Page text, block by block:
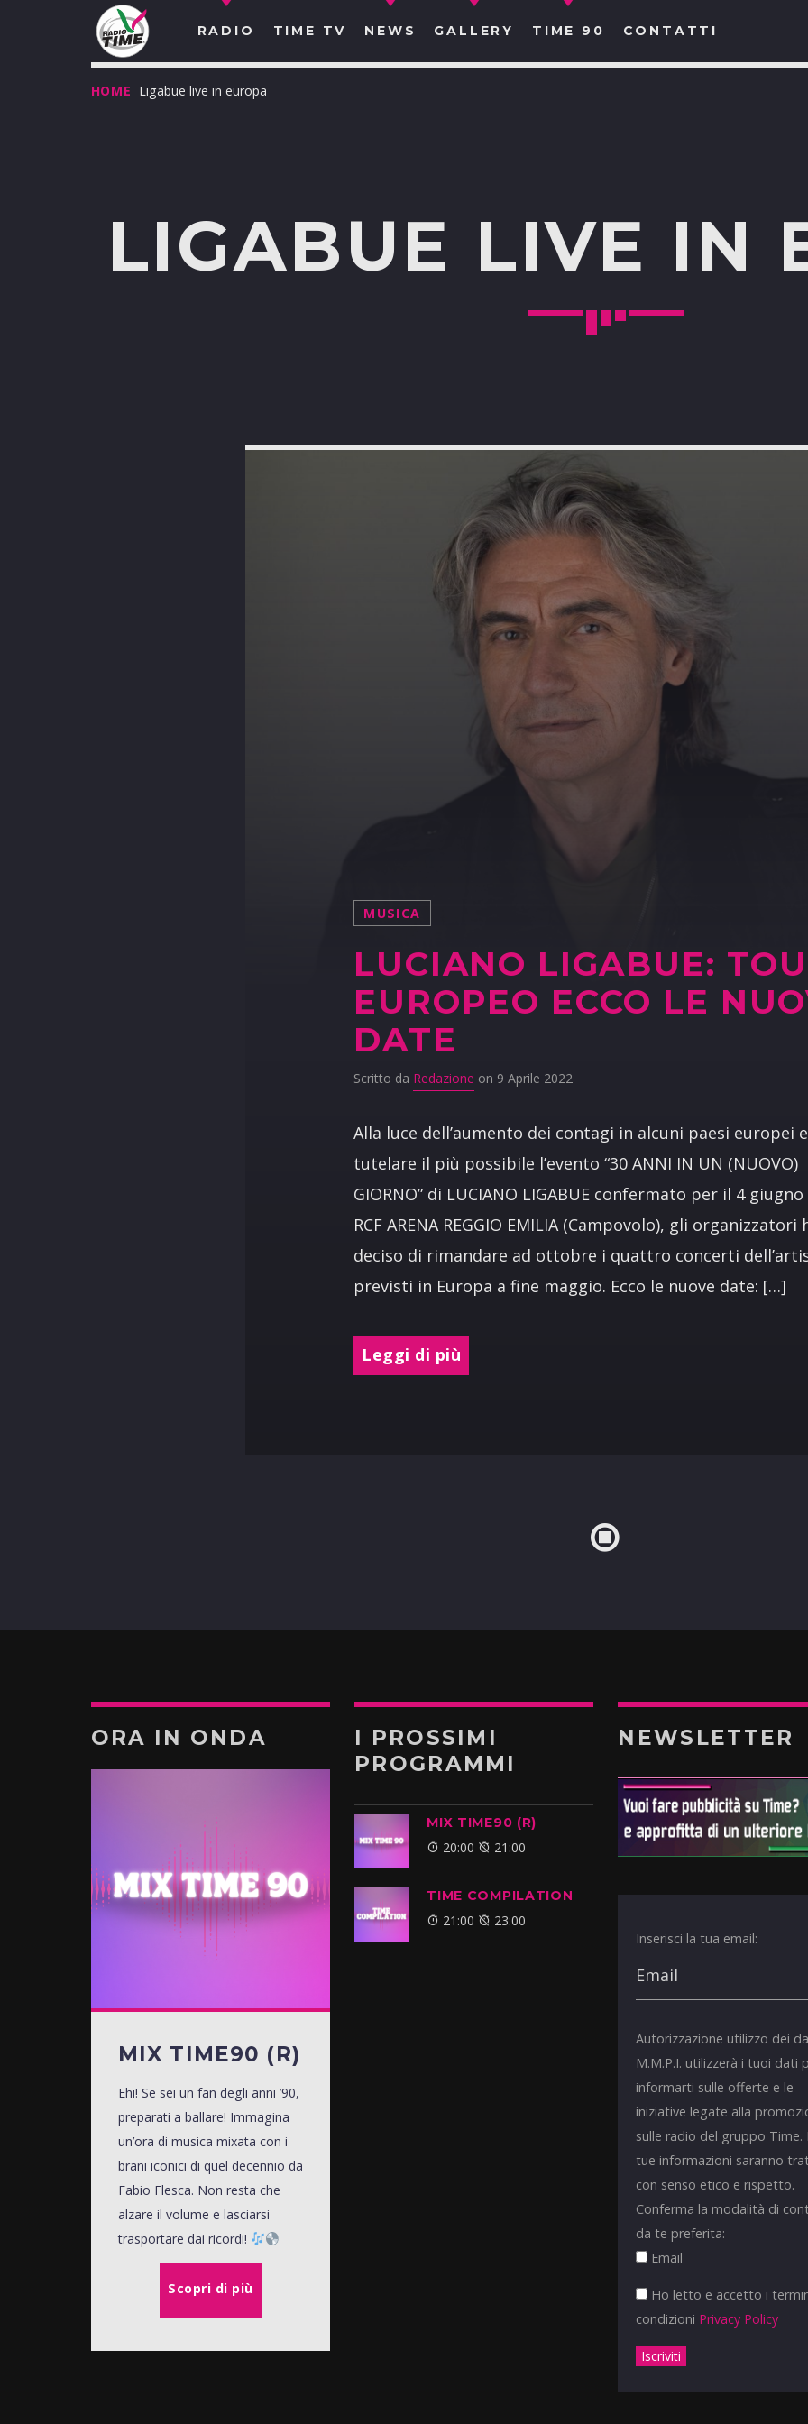
RADIO TIME TV NEWS GALLERY TIME 90 CONTATTI
HOME Ligabue live in europa
LIGABUE LIVE IN
MUSICA
LUCIANO LIGABUE:
EUROPEO ECCO LE
DATE
Scritto da Redazione on 9 Aprile 2022
Alla luce dell’aumento dei contagi in alcuni paesi europei
tutelare il più possibile l’evento “30 ANNI IN UN (NUOVO)
GIORNO” di LUCIANO LIGABUE confermato per il 4 giugno
RCF ARENA REGGIO EMILIA (Campovolo), gli organizzatori
deciso di rimandare ad ottobre i quattro concerti
previsti in Europa a fine maggio. Ecco le nuove date: […]
Leggi di più
ORA IN ONDA
MIX TIME90 (R)
Ehi! Se sei un fan degli anni ’90,
preparati a ballare! Immagina
un’ora di musica mixata con i
brani iconici di quel decennio da
Fabio Flesca. Non resta che
alzare il volume e lasciarsi
trasportare dai ricordi!
Scopri di più
I PROSSIMI
PROGRAMMI
MIX TIME90 (R)
20:00 21:00
TIME COMPILATION
21:00 23:00
NEWSLETTER
Inserisci la tua email:
Autorizzazione utilizzo dei
M.M.P.I. utilizzerà i tuoi dati
informarti sulle offerte e le
iniziative legate alla
sulle radio del gruppo Time.
tue informazioni saranno
con senso etico e rispetto.
Conferma la modalità di
da te preferita:
Email
Ho letto e accetto i
condizioni Privacy Policy